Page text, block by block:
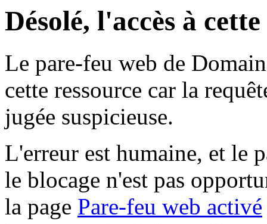
Désolé, l'accès à
Le pare-feu web de
cette ressource car la
jugée suspicieuse.
L'erreur est humaine, et le
le blocage n'est pas
la page Pare-feu web activé